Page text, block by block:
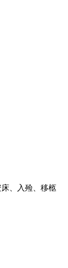
床、入殓、移柩